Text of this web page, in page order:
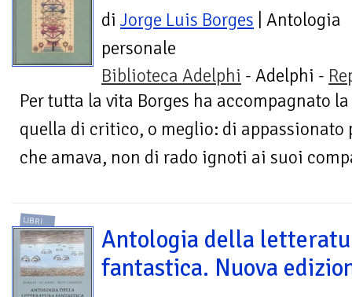
di Jorge Luis Borges | Antologia
personale
Biblioteca Adelphi - Adelphi -
Per tutta la vita Borges ha accompagnato
quella di critico, o meglio: di
che amava, non di rado ignoti ai suoi
LIBRI
Antologia della
fantastica. Nuova